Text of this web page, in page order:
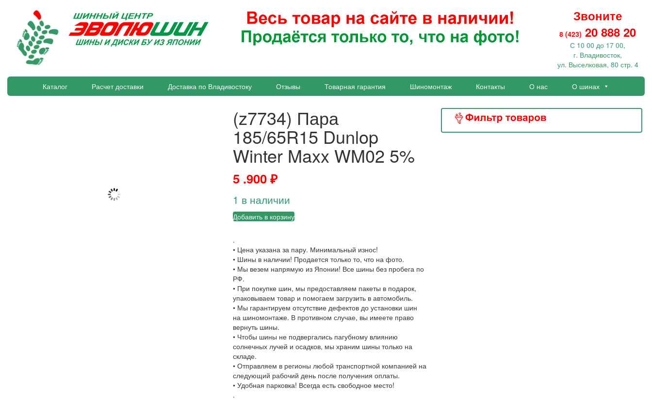
Звоните
8 (423) 20 888 20
С 10 00 до 17 00,
г. Владивосток,
ул. Выселковая, 80 стр. 4
Каталог Расчет доставки Доставка по Владивостоку Отзывы Товарная гарантия Шиномонтаж Контакты О нас О шинах
(z7734) Пара
185/65R15 Dunlop
Winter Maxx WM02 5%
5 .900₽
1 в наличии
Добавить в корзину
.
• Цена указана за пару. Минимальный износ!
• Шины в наличии! Продается только то, что на фото.
• Мы везем напрямую из Японии! Все шины без пробега по
РФ.
• При покупке шин, мы предоставляем пакеты в подарок,
упаковываем товар и помогаем загрузить в автомобиль.
• Мы гарантируем отсутствие дефектов до установки шин
на шиномонтаже. В противном случае, вы имеете право
вернуть шины.
• Чтобы шины не подвергались пагубному влиянию
солнечных лучей и осадков, мы храним шины только на
складе.
• Отправляем в регионы любой транспортной компанией на
следующий рабочий день после получения оплаты.
• Удобная парковка! Всегда есть свободное место!
.